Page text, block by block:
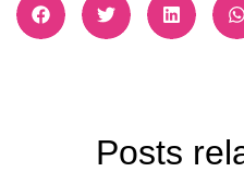
Posts